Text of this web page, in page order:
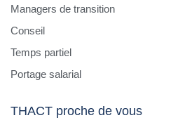
Managers de transition
Conseil
Temps partiel
Portage salarial
THACT proche de vous